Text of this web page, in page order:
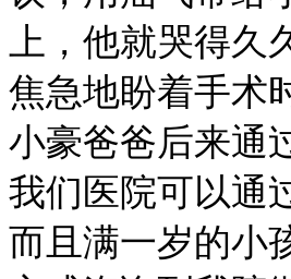
上，他就哭得
焦急地盼着手术
小豪爸爸后来通
我们医院可以通
而且满一岁的小